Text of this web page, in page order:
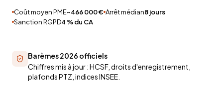
Coût moyen PME~466 000 € Arrêt médian8 jours
Sanction RGPD4 % du CA
Barèmes 2026 officiels
Chiffres mis à jour : HCSF, droits d'enregistrement,
plafonds PTZ, indices INSEE.